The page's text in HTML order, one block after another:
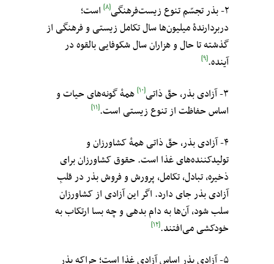
۲- بذر تجسّم تنوع زیست‌فرهنگی [۸] است؛
دربردارندهٔ میلیون‌ها سال تکامل زیستی و فرهنگی از
گذشته تا حال و هزاران سال شکوفایی بالقوه در
آینده.[۹]
۳- آزادی بذر، حقّ ذاتی [۱۰] همهٔ گونه‌های حیات و
اساس حفاظت از تنوع زیستی است.[۱۱]
۴- آزادی بذر، حقّ ذاتی همهٔ کشاورزان و
تولیدکننده‌های غذا است. حقوق کشاورزان برای
ذخیره، تبادل، تکامل، پرورش و فروش بذر در قلبِ
آزادی بذر جای دارد. اگر این آزادی از کشاورزان
سلب شود، آن‌ها به دام بدهی و چه بسا ارتکاب به
خودکشی می‌افتند.[۱۲]
۵- آزادی بذر اساسِ آزادی غذا است؛ چراکه بذر